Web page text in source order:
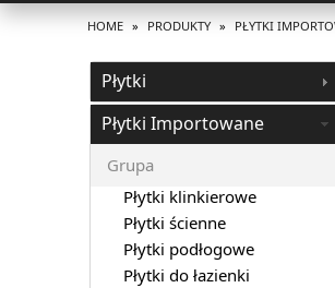
HOME » PRODUKTY » PŁYTKI
Płytki
Płytki Importowane
Grupa
Płytki klinkierowe
Płytki ścienne
Płytki podłogowe
Płytki do łazienki